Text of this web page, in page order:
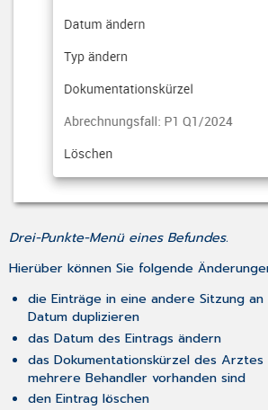
Drei-Punkte-Menü eines Befundes.
Hierüber können Sie folgende
die Einträge in eine andere Sitzung
Datum duplizieren
das Datum des Eintrags ändern
das Dokumentationskürzel des Arztes
mehrere Behandler vorhanden sind
den Eintrag löschen